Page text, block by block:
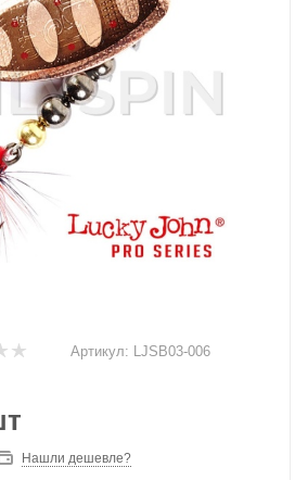
Артикул: LJSB03-006
Нашли дешевле?